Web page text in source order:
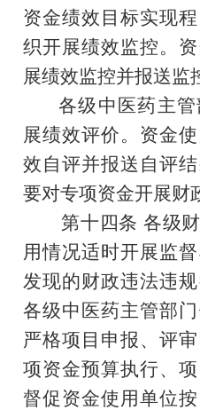
资金绩效目标实现
织开展绩效监控。
展绩效监控并报送监
各级中医药主
展绩效评价。资金
效自评并报送自评
要对专项资金开展财
第十四条 各级
用情况适时开展监
发现的财政违法违
各级中医药主管部
严格项目申报、评
项资金预算执行、
督促资金使用单位